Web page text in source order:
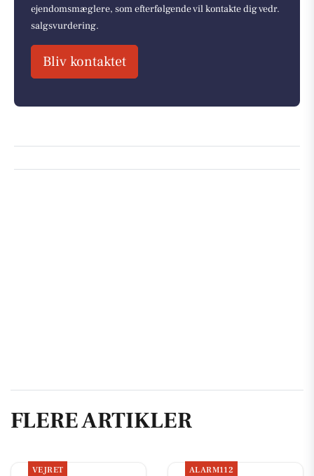
ejendomsmæglere, som efterfølgende vil kontakte dig vedr.
salgsvurdering.
Bliv kontaktet
FLERE ARTIKLER
VEJRET ALARM112